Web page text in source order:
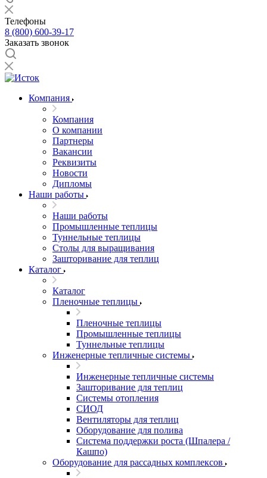
Телефоны
8 (800) 600-39-17
Заказать звонок
Компания
Компания
О компании
Партнеры
Вакансии
Реквизиты
Новости
Дипломы
Наши работы
Наши работы
Промышленные теплицы
Туннельные теплицы
Столы для выращивания
Зашторивание для теплиц
Каталог
Каталог
Пленочные теплицы
Пленочные теплицы
Промышленные теплицы
Туннельные теплицы
Инженерные тепличные системы
Инженерные тепличные системы
Зашторивание для теплиц
Системы отопления
СИОД
Вентиляторы для теплиц
Оборудование для полива
Система поддержки роста (Шпалера /
Кашпо)
Оборудование для рассадных комплексов